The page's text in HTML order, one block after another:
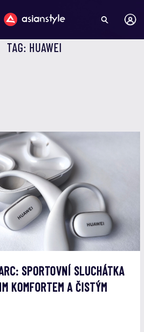
TAG: HUAWEI
SPORTOVNÍ SLUCHÁTKA
KOMFORTEM A ČISTÝM